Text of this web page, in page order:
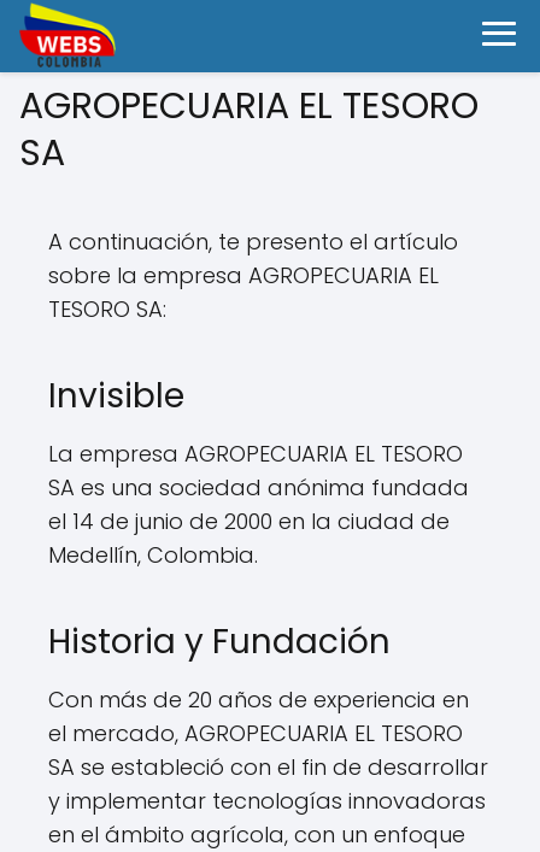
AGROPECUARIA EL TESORO
SA
A continuación, te presento el artículo
sobre la empresa AGROPECUARIA EL
TESORO SA:
Invisible
La empresa AGROPECUARIA EL TESORO
SA es una sociedad anónima fundada
el 14 de junio de 2000 en la ciudad de
Medellín, Colombia.
Historia y Fundación
Con más de 20 años de experiencia en
el mercado, AGROPECUARIA EL TESORO
SA se estableció con el fin de desarrollar
y implementar tecnologías innovadoras
en el ámbito agrícola, con un enfoque